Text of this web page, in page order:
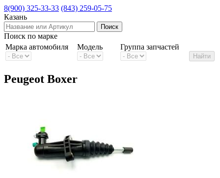
8(900) 325-33-33 (843) 259-05-75
Казань
Поиск по марке
Марка автомобиля
Модель Группа запчастей
Peugeot Boxer